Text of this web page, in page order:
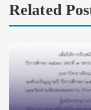
Related